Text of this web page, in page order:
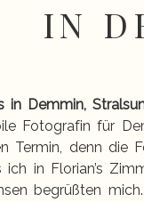
IN
Demmin,
Fotografin für
Termin, denn die
in Florian’s
begrüßten